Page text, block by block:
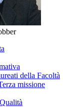
della Facoltà
missione